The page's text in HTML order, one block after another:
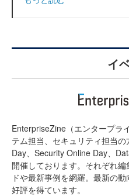
イ
EnterpriseZine（エンタープラ
テム担当、セキュリティ担当
Day、Security Online Day、
開催しております。それぞれ
ドや最新事例を網羅。最新の
好評を得ています。